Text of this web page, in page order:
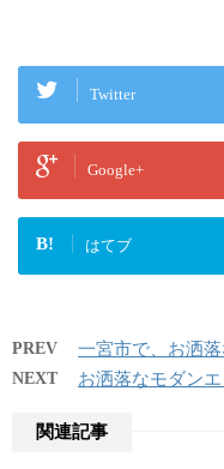
Twitter
Google+
B! はてブ
PREV 一宮市で、お洒落
NEXT お洒落なモダン
関連記事